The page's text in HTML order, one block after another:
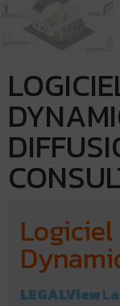
LEGALView